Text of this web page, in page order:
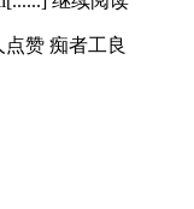
点赞 痴者工良